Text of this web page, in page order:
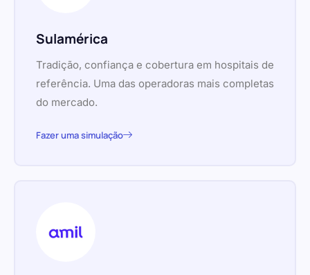
Sulamérica
Tradição, confiança e cobertura em hospitais de
referência. Uma das operadoras mais completas
do mercado.
Fazer uma simulação